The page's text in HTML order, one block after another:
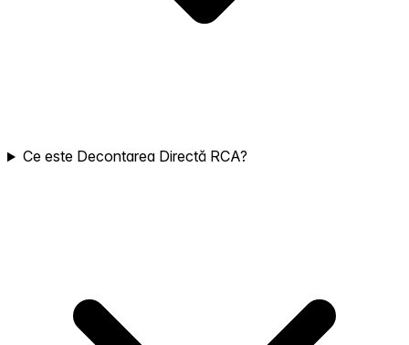
Ce este Decontarea Directă RCA?